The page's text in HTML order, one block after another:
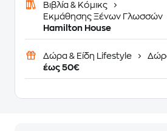
Βιβλία & Κόμικς
Εκμάθησης Ξένων Γλωσσών
Hamilton House
Δώρα & Είδη Lifestyle
έως 50€